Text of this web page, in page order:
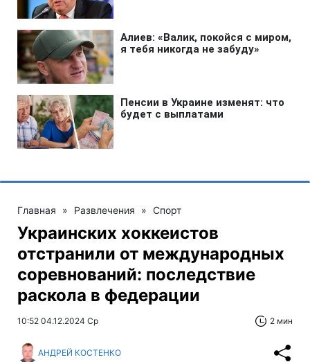
Главная » Развлечения » Спорт
Украинских хоккеистов
отстранили от международных
соревнований: последствие
раскола в федерации
10:52 04.12.2024 Ср 2 мин
АНДРЕЙ КОСТЕНКО